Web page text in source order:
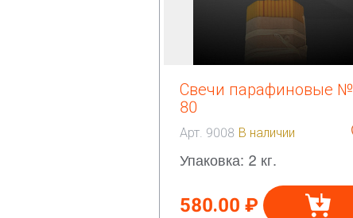
Свечи парафиновые №
80
Арт. 9008 В наличии
Упаковка: 2 кг.
580.00 ₽